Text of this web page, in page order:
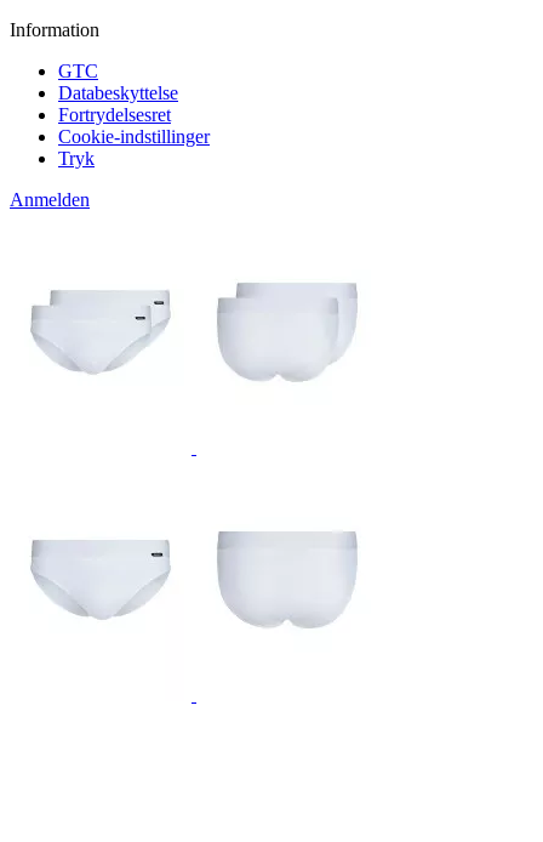
Information
GTC
Databeskyttelse
Fortrydelsesret
Cookie-indstillinger
Tryk
Anmelden